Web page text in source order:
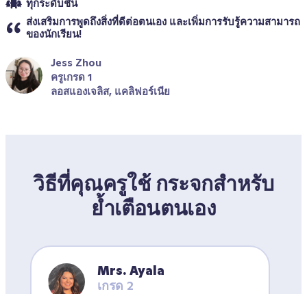
ทุกระดับชั้น
ส่งเสริมการพูดถึงสิ่งที่ดีต่อตนเอง และเพิ่มการรับรู้ความสามารถ
ของนักเรียน!
Jess Zhou
ครูเกรด 1
ลอสแองเจลิส, แคลิฟอร์เนีย
วิธีที่คุณครูใช้ กระจกสำหรับ
ย้ำเตือนตนเอง
Mrs. Ayala
เกรด 2